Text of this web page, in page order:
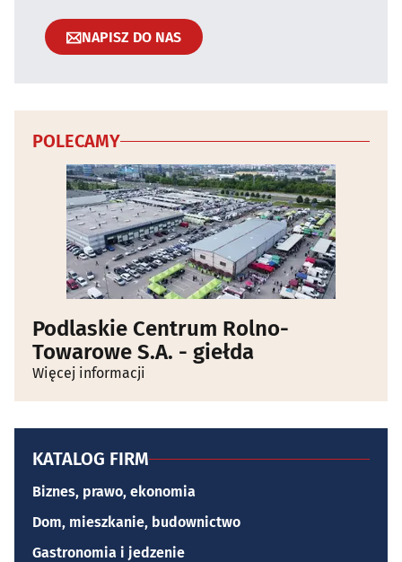
NAPISZ DO NAS
POLECAMY
Podlaskie Centrum Rolno-
Towarowe S.A. - giełda
Więcej informacji
KATALOG FIRM
Biznes, prawo, ekonomia
Dom, mieszkanie, budownictwo
Gastronomia i jedzenie